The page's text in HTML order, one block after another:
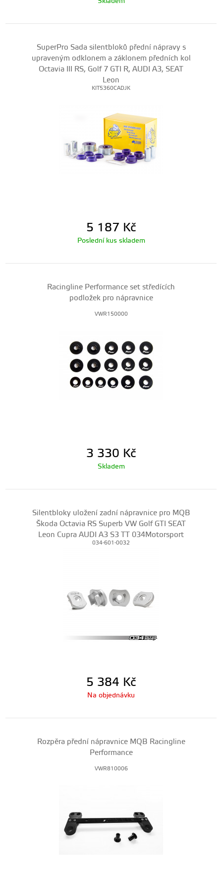
SuperPro Sada silentbloků přední nápravy s
upraveným odklonem a záklonem předních kol
Octavia III RS, Golf 7 GTI R, AUDI A3, SEAT
Leon
KIT5360CADJK
5 187 Kč
Poslední kus skladem
Racingline Performance set středících
podložek pro nápravnice
VWR150000
3 330 Kč
Skladem
Silentbloky uložení zadní nápravnice pro MQB
Škoda Octavia RS Superb VW Golf GTI SEAT
Leon Cupra AUDI A3 S3 TT 034Motorsport
034-601-0032
5 384 Kč
Na objednávku
Rozpěra přední nápravnice MQB Racingline
Performance
VWR810006